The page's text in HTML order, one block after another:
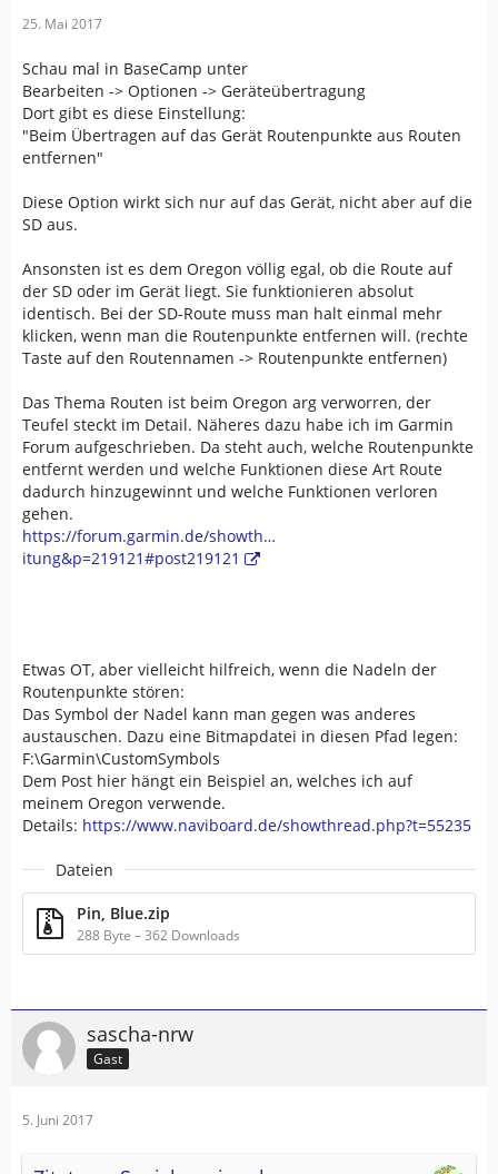
25. Mai 2017
Schau mal in BaseCamp unter
Bearbeiten -> Optionen -> Geräteübertragung
Dort gibt es diese Einstellung:
"Beim Übertragen auf das Gerät Routenpunkte aus Routen
entfernen"
Diese Option wirkt sich nur auf das Gerät, nicht aber auf die
SD aus.
Ansonsten ist es dem Oregon völlig egal, ob die Route auf
der SD oder im Gerät liegt. Sie funktionieren absolut
identisch. Bei der SD-Route muss man halt einmal mehr
klicken, wenn man die Routenpunkte entfernen will. (rechte
Taste auf den Routennamen -> Routenpunkte entfernen)
Das Thema Routen ist beim Oregon arg verworren, der
Teufel steckt im Detail. Näheres dazu habe ich im Garmin
Forum aufgeschrieben. Da steht auch, welche Routenpunkte
entfernt werden und welche Funktionen diese Art Route
dadurch hinzugewinnt und welche Funktionen verloren
gehen.
https://forum.garmin.de/showth…
itung&p=219121#post219121
Etwas OT, aber vielleicht hilfreich, wenn die Nadeln der
Routenpunkte stören:
Das Symbol der Nadel kann man gegen was anderes
austauschen. Dazu eine Bitmapdatei in diesen Pfad legen:
F:\Garmin\CustomSymbols
Dem Post hier hängt ein Beispiel an, welches ich auf
meinem Oregon verwende.
Details: https://www.naviboard.de/showthread.php?t=55235
Dateien
Pin, Blue.zip
288 Byte – 362 Downloads
sascha-nrw
Gast
5. Juni 2017